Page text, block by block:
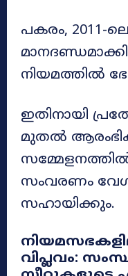
പകരം,
നിയമത്തിൽ
ഇതിനായി
മുതൽ
സംവരണം
സഹായിക്കും.
വിപ്ലവം: